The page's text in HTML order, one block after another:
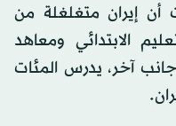
أن إيران متغلغلة من
الابتدائي ومعاهد
آخر، يدرس المئات